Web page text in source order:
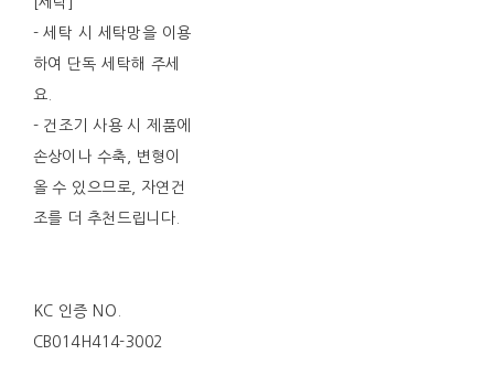
- 세탁 시 세탁망을 이용
하여 단독 세탁해 주세
요.
- 건조기 사용 시 제품에
손상이나 수축, 변형이
올 수 있으므로, 자연건
조를 더 추천드립니다.
KC 인증 NO.
CB014H414-3002